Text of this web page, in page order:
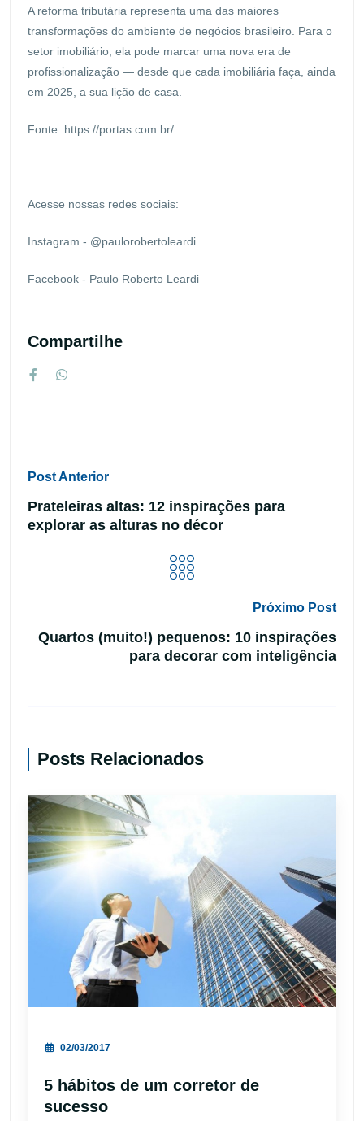
A reforma tributária representa uma das maiores
transformações do ambiente de negócios brasileiro. Para o
setor imobiliário, ela pode marcar uma nova era de
profissionalização — desde que cada imobiliária faça, ainda
em 2025, a sua lição de casa.
Fonte: https://portas.com.br/
Acesse nossas redes sociais:
Instagram - @paulorobertoleardi
Facebook - Paulo Roberto Leardi
Compartilhe
Post Anterior
Prateleiras altas: 12 inspirações para
explorar as alturas no décor
Próximo Post
Quartos (muito!) pequenos: 10 inspirações
para decorar com inteligência
Posts Relacionados
02/03/2017
5 hábitos de um corretor de
sucesso